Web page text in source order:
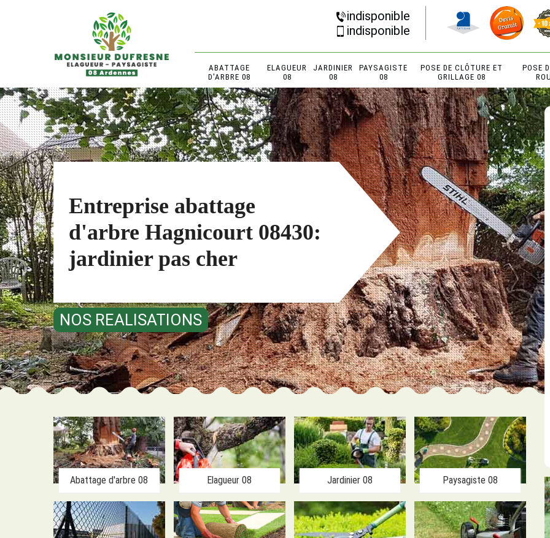
indisponible
indisponible
ABATTAGE
D'ARBRE 08
ELAGUEUR
08
JARDINIER
08
PAYSAGISTE
08
POSE DE CLÔTURE ET
GRILLAGE 08
POSE
Entreprise abattage
d'arbre Hagnicourt 08430:
jardinier pas cher
NOS REALISATIONS
Abattage d'arbre 08 Elagueur 08 Jardinier 08 Paysagiste 08